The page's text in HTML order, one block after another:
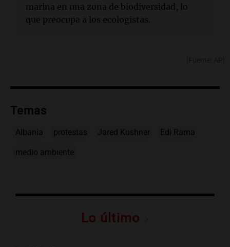
marina en una zona de biodiversidad, lo
que preocupa a los ecologistas.
Temas
Albania protestas Jared Kushner Edi Rama
medio ambiente
Lo último